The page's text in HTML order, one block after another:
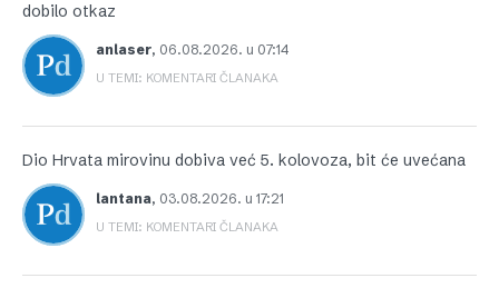
dobilo otkaz
anlaser, 06.08.2026. u 07:14
U TEMI: KOMENTARI ČLANAKA
Dio Hrvata mirovinu dobiva već 5. kolovoza, bit će uvećana
lantana, 03.08.2026. u 17:21
U TEMI: KOMENTARI ČLANAKA